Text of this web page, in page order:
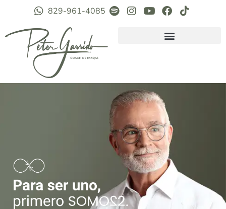
829-961-4085